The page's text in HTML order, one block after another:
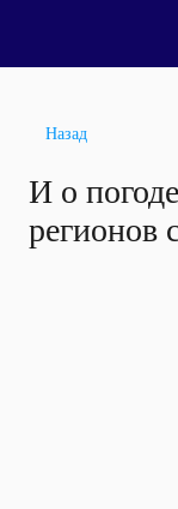
Назад
И о
регионов